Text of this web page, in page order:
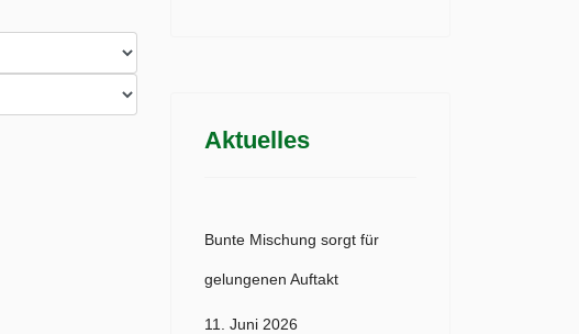
Aktuelles
Bunte Mischung sorgt für
gelungenen Auftakt
11. Juni 2026